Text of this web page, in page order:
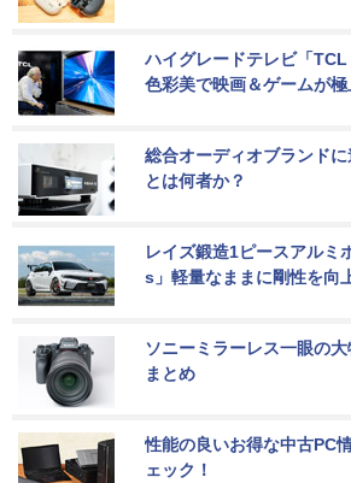
ハイグレードテレビ「
色彩美で映画＆ゲームが
総合オーディオブランド
とは何者か？
レイズ鍛造1ピースアルミ
s」軽量なままに剛性を向
ソニーミラーレス一眼の
まとめ
性能の良いお得な中古PC
ェック！